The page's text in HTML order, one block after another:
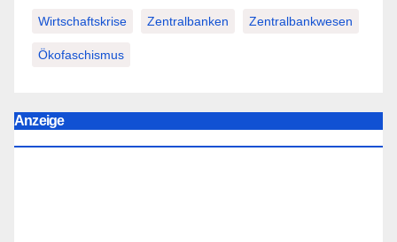
Wirtschaftskrise Zentralbanken Zentralbankwesen
Ökofaschismus
Anzeige